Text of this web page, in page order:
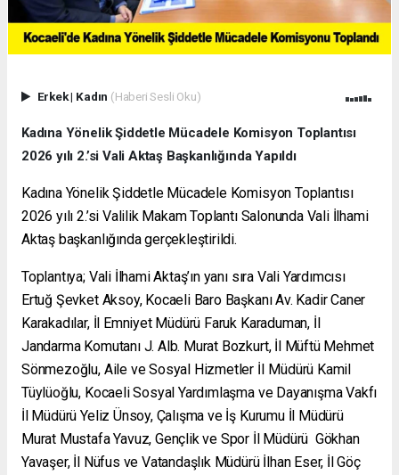
Erkek| Kadın (Haberi Sesli Oku)
Kadına Yönelik Şiddetle Mücadele Komisyon Toplantısı
2026 yılı 2.’si Vali Aktaş Başkanlığında Yapıldı
Kadına Yönelik Şiddetle Mücadele Komisyon Toplantısı
2026 yılı 2.’si Valilik Makam Toplantı Salonunda Vali İlhami
Aktaş başkanlığında gerçekleştirildi.
Toplantıya; Vali İlhami Aktaş’ın yanı sıra Vali Yardımcısı
Ertuğ Şevket Aksoy, Kocaeli Baro Başkanı Av. Kadir Caner
Karakadılar, İl Emniyet Müdürü Faruk Karaduman, İl
Jandarma Komutanı J. Alb. Murat Bozkurt, İl Müftü Mehmet
Sönmezoğlu, Aile ve Sosyal Hizmetler İI Müdürü Kamil
Tüylüoğlu, Kocaeli Sosyal Yardımlaşma ve Dayanışma Vakfı
İl Müdürü Yeliz Ünsoy, Çalışma ve İş Kurumu İl Müdürü
Murat Mustafa Yavuz, Gençlik ve Spor İl Müdürü Gökhan
Yavaşer, İl Nüfus ve Vatandaşlık Müdürü İlhan Eser, İl Göç